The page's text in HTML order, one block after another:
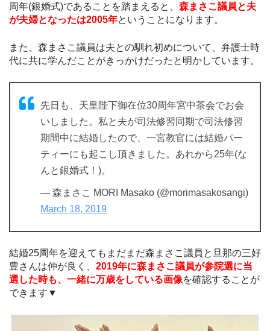
周年(銀婚式)であることを踏まえると、 森まさこ議員と夫
が夫婦となったは2005年ということになります。
また、森まさこ議員は夫との馴れ初めについて、弁護士時
代に共に学んだことがきっかけだったと明かしています。
先日も、天皇陛下御在位30周年宮中茶会でお会
いしました。私と夫が司法修習同期で司法修習
期間中に結婚したので、一宮教官には結婚パー
ティーにも起こし頂きました。あれから25年(な
んと銀婚式！)。
— 森まさこ MORI Masako (@morimasakosangi)
March 18, 2019
結婚25周年を迎えてもまだまだ森まさこ議員と旦那の三好
豊さんは仲が良く、 2019年に森まさこ議員が参院選に当
選した時も、一緒に万歳をしている画像を確認することが
できます▼